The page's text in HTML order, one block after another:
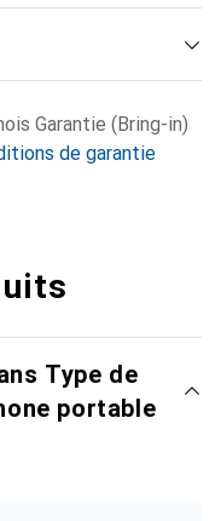
Garantie (Bring-in)
de garantie
Type de
portable